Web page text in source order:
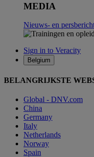
MEDIA
Nieuws- en
Sign in to Veracity
Belgium
BELANGRIJKSTE
Global - DNV.com
China
Germany
Italy
Netherlands
Norway
Spain